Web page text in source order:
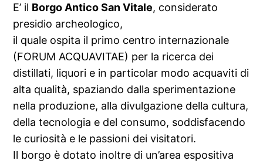
E’ il Borgo Antico San Vitale, considerato
presidio archeologico,
il quale ospita il primo centro internazionale
(FORUM ACQUAVITAE) per la ricerca dei
distillati, liquori e in particolar modo acquaviti di
alta qualità, spaziando dalla sperimentazione
nella produzione, alla divulgazione della cultura,
della tecnologia e del consumo, soddisfacendo
le curiosità e le passioni dei visitatori.
Il borgo è dotato inoltre di un’area espositiva